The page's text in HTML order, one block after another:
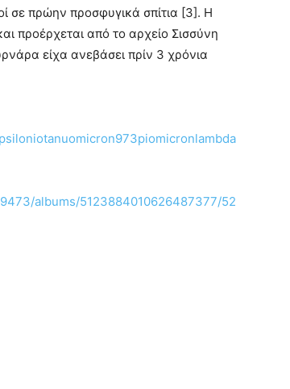
σε πρώην προσφυγικά σπίτια [3]. Η
προέρχεται από το αρχείο Σισσύνη
είχα ανεβάσει πρίν 3 χρόνια
albums/5123884010626487377/52